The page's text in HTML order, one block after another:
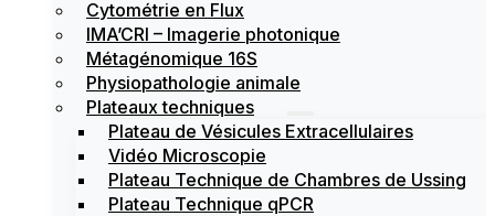
Cytométrie en Flux
IMA’CRI – Imagerie photonique
Métagénomique 16S
Physiopathologie animale
Plateaux techniques
Plateau de Vésicules Extracellulaires
Vidéo Microscopie
Plateau Technique de Chambres de Ussing
Plateau Technique qPCR